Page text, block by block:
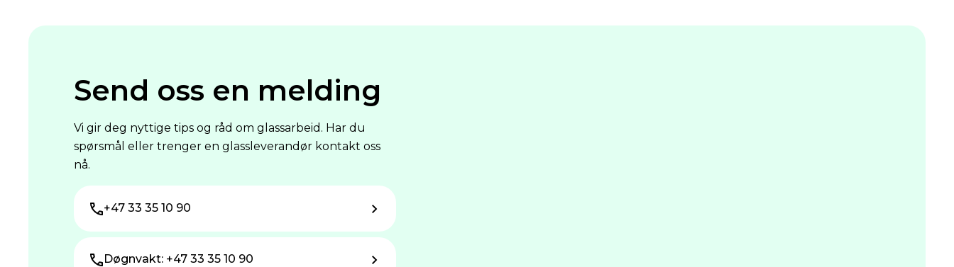
Send oss en melding
Vi gir deg nyttige tips og råd om glassarbeid. Har du
spørsmål eller trenger en glassleverandør kontakt oss
nå.
+47 33 35 10 90
Døgnvakt: +47 33 35 10 90